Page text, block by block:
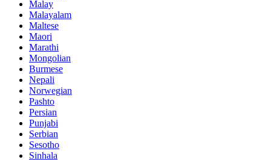
Malay
Malayalam
Maltese
Maori
Marathi
Mongolian
Burmese
Nepali
Norwegian
Pashto
Persian
Punjabi
Serbian
Sesotho
Sinhala